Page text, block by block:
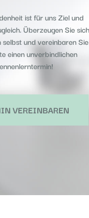
ist für uns Ziel und
Überzeugen Sie
und vereinbaren Sie
einen unverbindlichen
VEREINBAREN